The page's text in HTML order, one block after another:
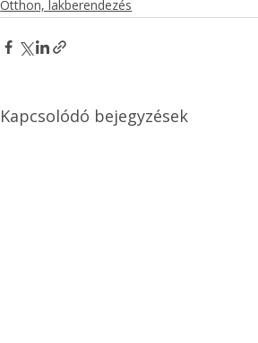
Otthon, lakberendezés
Kapcsolódó bejegyzések